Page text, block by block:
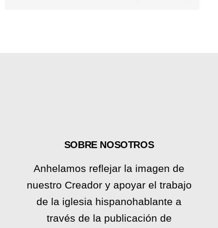
SOBRE NOSOTROS
Anhelamos reflejar la imagen de
nuestro Creador y apoyar el trabajo
de la iglesia hispanohablante a
través de la publicación de